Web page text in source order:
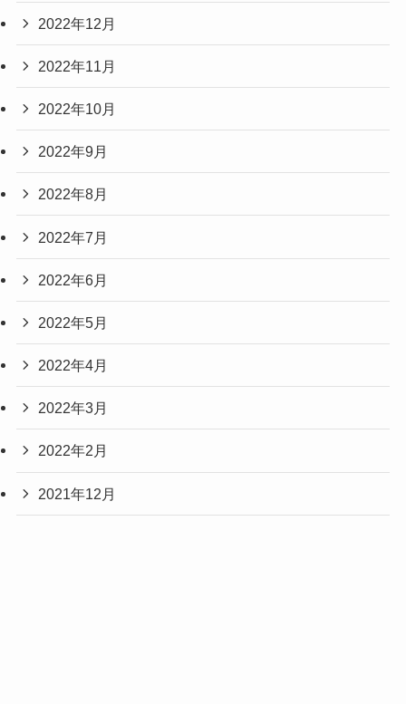
2022年12月
2022年11月
2022年10月
2022年9月
2022年8月
2022年7月
2022年6月
2022年5月
2022年4月
2022年3月
2022年2月
2021年12月